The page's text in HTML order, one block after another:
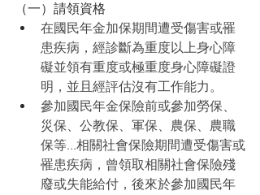
（一）請領資格
在國民年金加保期間遭受傷害或罹
患疾病，經診斷為重度以上身心障
礙並領有重度或極重度身心障礙證
明，並且經評估沒有工作能力。
參加國民年金保險前或參加勞保、
災保、公教保、軍保、農保、農職
保等...相關社會保險期間遭受傷害或
罹患疾病，曾領取相關社會保險殘
廢或失能給付，後來於參加國民年